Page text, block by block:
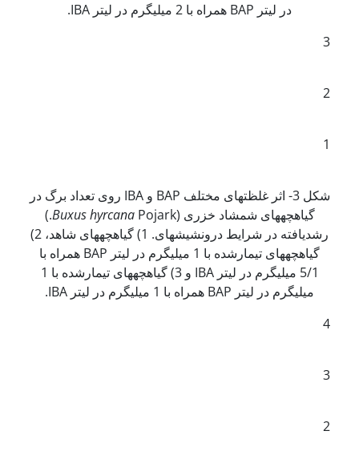
در لیتر BAP همراه با 2 میلی­گرم در لیتر IBA.
3
2
1
شکل 3- اثر غلظت­های مختلف BAP و IBA روی تعداد برگ در
گیاهچه­های شمشاد خزری (
Buxus hyrcana
Pojark.)
رشدیافته در شرایط درون­شیشه­ای. 1) گیاهچه­های شاهد، 2)
گیاهچه­های تیمارشده با 1 میلی­گرم در لیتر BAP همراه با
5/1 میلی­گرم در لیتر IBA و 3) گیاهچه­های تیمارشده با 1
میلی­گرم در لیتر BAP همراه با 1 میلی­گرم در لیتر IBA.
4
3
2